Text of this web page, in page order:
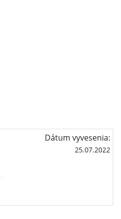
Dátum vyvesenia:
25.07.2022